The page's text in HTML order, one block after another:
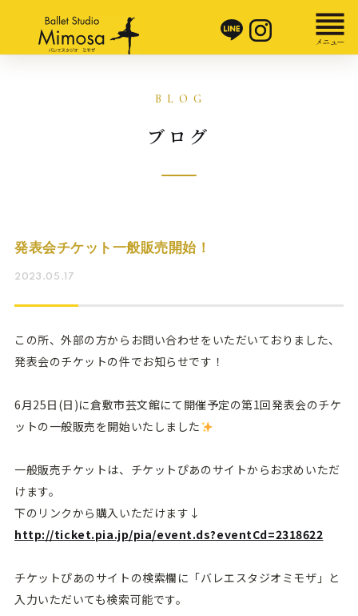
ブログ
発表会チケット一般販売開始！
2023.05.17
この所、外部の方からお問い合わせをいただいておりました、
発表会のチケットの件でお知らせです！
6月25日(日)に倉敷市芸文館にて開催予定の第1回発表会のチケ
ットの一般販売を開始いたしました
一般販売チケットは、チケットぴあのサイトからお求めいただ
けます。
下のリンクから購入いただけます↓
http://ticket.pia.jp/pia/event.ds?eventCd=2318622
チケットぴあのサイトの検索欄に「バレエスタジオミモザ」と
入力いただいても検索可能です。